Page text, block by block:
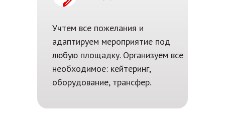
Учтем все пожелания и
адаптируем мероприятие под
любую площадку. Организуем все
необходимое: кейтеринг,
оборудование, трансфер.